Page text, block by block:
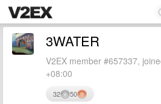
3WATER
V2EX member #657337,
+08:00
32 50